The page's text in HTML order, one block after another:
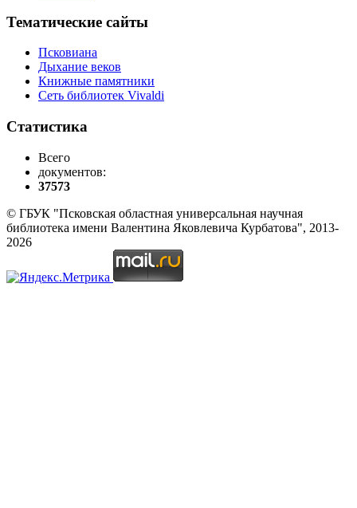
Тематические сайты
Псковиана
Дыхание веков
Книжные памятники
Сеть библиотек Vivaldi
Статистика
Всего
документов:
37573
© ГБУК "Псковская областная универсальная научная
библиотека имени Валентина Яковлевича Курбатова", 2013-
2026